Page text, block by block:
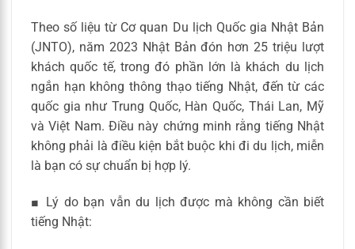
Theo số liệu từ Cơ quan Du lịch Quốc gia Nhật Bản
(JNTO), năm 2023 Nhật Bản đón hơn 25 triệu lượt
khách quốc tế, trong đó phần lớn là khách du lịch
ngắn hạn không thông thạo tiếng Nhật, đến từ các
quốc gia như Trung Quốc, Hàn Quốc, Thái Lan, Mỹ
và Việt Nam. Điều này chứng minh rằng tiếng Nhật
không phải là điều kiện bắt buộc khi đi du lịch, miễn
là bạn có sự chuẩn bị hợp lý.
■ Lý do bạn vẫn du lịch được mà không cần biết
tiếng Nhật: